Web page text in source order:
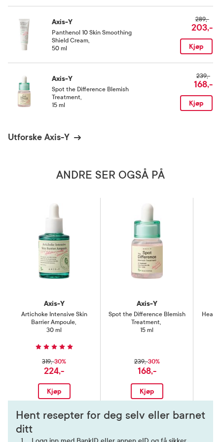
Axis-Y
Panthenol 10 Skin Smoothing
Shield Cream
50 ml
289,-
203,-
Kjøp
Axis-Y
Spot the Difference Blemish
Treatment
15 ml
239,-
168,-
Kjøp
Utforske Axis-Y
ANDRE SER OGSÅ PÅ
Axis-Y
Artichoke Intensive Skin
Barrier Ampoule,
30 ml
319,-30%
224,-
Kjøp
Axis-Y
Spot the Difference Blemish
Treatment,
15 ml
239,-30%
168,-
Kjøp
Hent resepter for deg selv eller barnet
ditt